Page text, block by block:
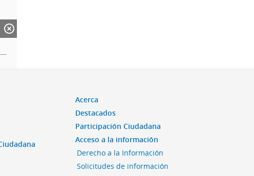
Acerca
Destacados
Participación Ciudadana
Acceso a la información
Derecho a la Información
Solicitudes de información